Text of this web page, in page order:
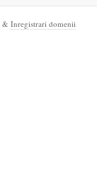
& Inregistrari domenii